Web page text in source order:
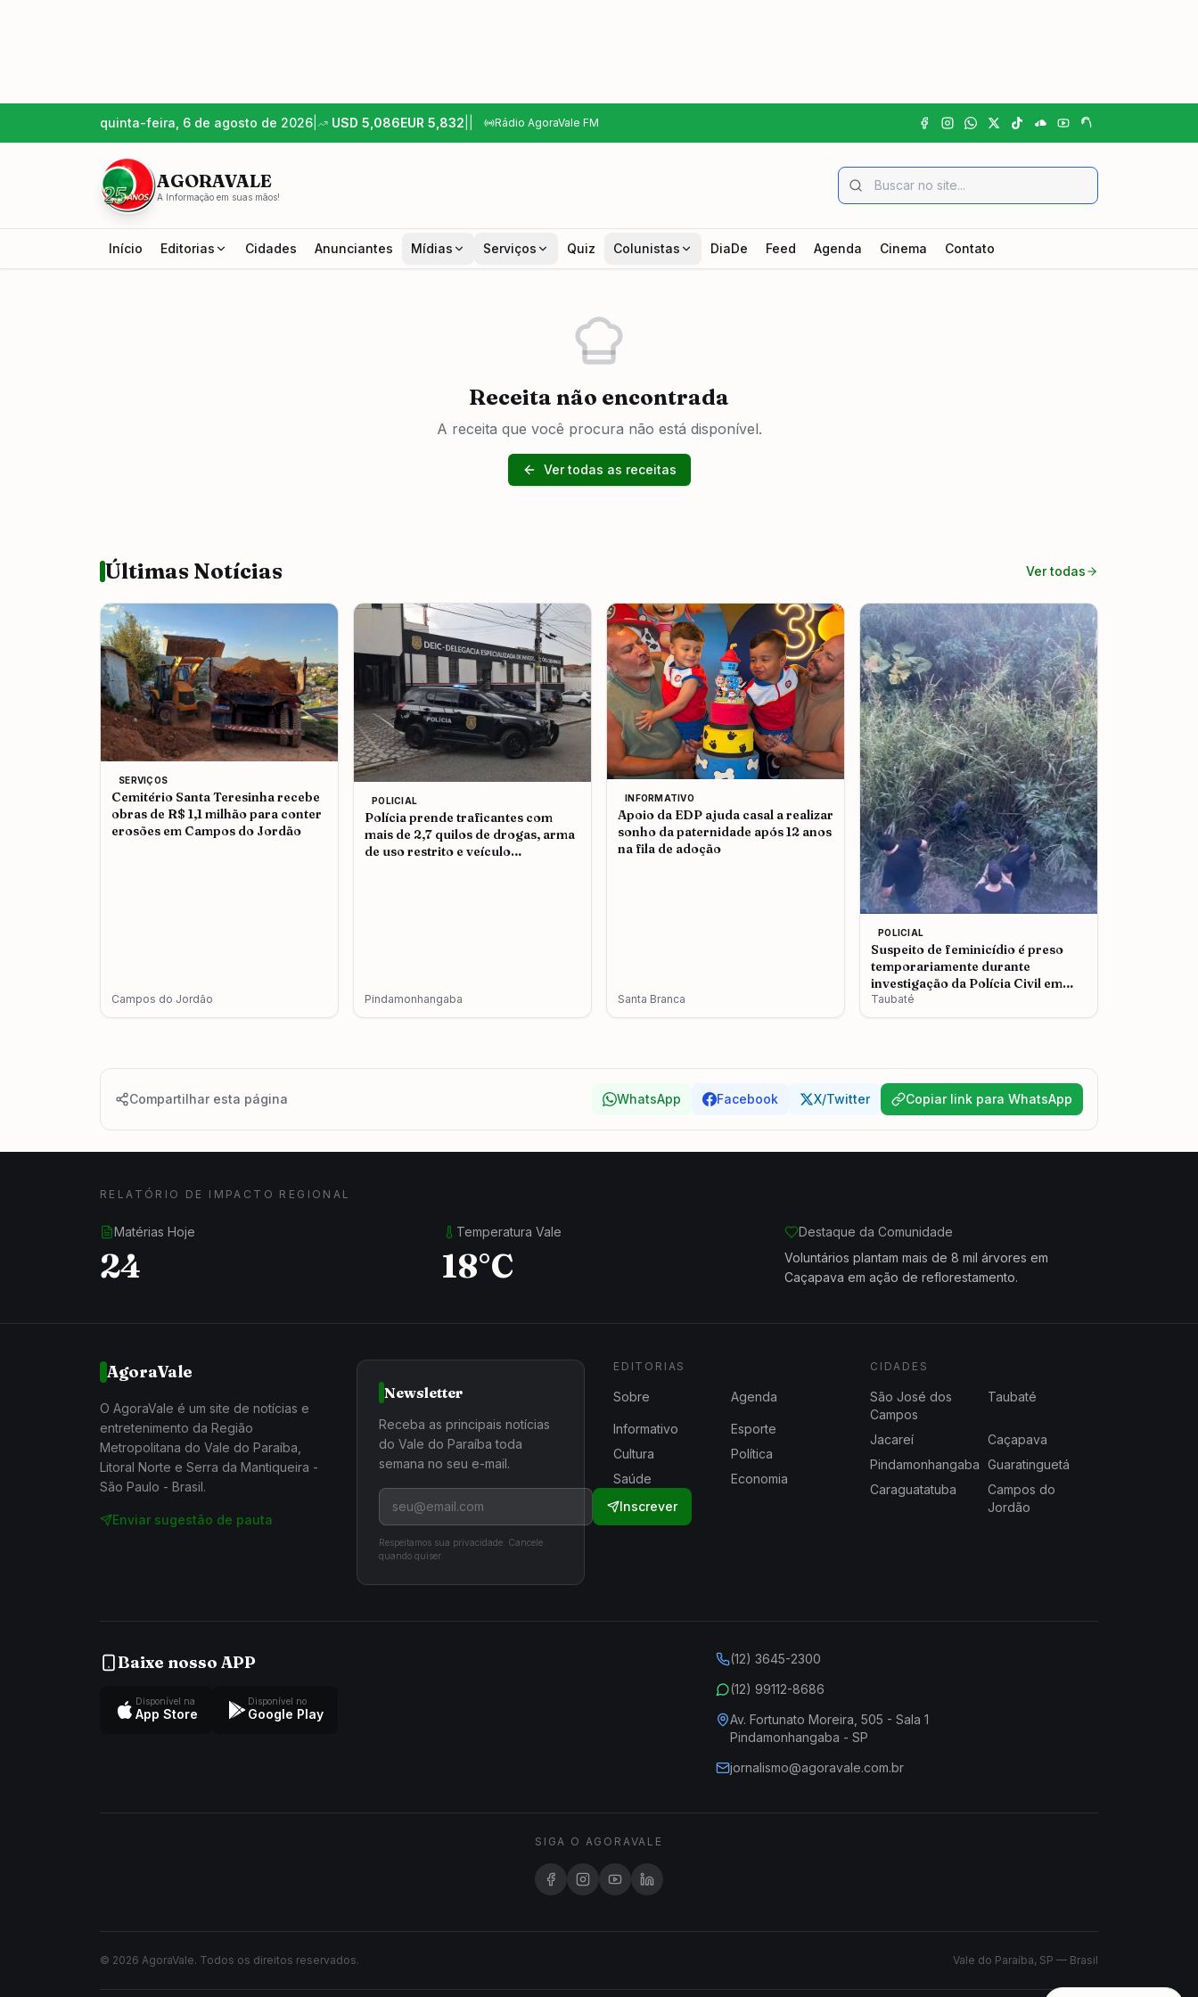
quinta-feira, 6 de agosto de 2026 USD 5,086EUR 5,832 Rádio AgoraVale FM
AGORAVALE
A Informação em suas mãos!
Início Editorias Cidades Anunciantes Mídias Serviços Quiz Colunistas DiaDe Feed Agenda Cinema Contato
Receita não encontrada
A receita que você procura não está disponível.
Ver todas as receitas
Últimas Notícias Ver todas
SERVIÇOS
Cemitério Santa Teresinha recebe
obras de R$ 1,1 milhão para conter
erosões em Campos do Jordão
Campos do Jordão
POLICIAL
Polícia prende traficantes com
mais de 2,7 quilos de drogas, arma
de uso restrito e veículo
Pindamonhangaba
INFORMATIVO
Apoio da EDP ajuda casal a realizar
sonho da paternidade após 12 anos
na fila de adoção
Santa Branca
POLICIAL
Suspeito de feminicídio é preso
temporariamente durante
investigação da Polícia Civil em
Taubaté
Taubaté
Compartilhar esta página WhatsApp Facebook X/Twitter Copiar link para WhatsApp
RELATÓRIO DE IMPACTO REGIONAL
Matérias Hoje
24
Temperatura Vale
18°C
Destaque da Comunidade
Voluntários plantam mais de 8 mil árvores em
Caçapava em ação de reflorestamento.
AgoraVale
O AgoraVale é um site de notícias e
entretenimento da Região
Metropolitana do Vale do Paraíba,
Litoral Norte e Serra da Mantiqueira -
São Paulo - Brasil.
Enviar sugestão de pauta
Newsletter
Receba as principais notícias
do Vale do Paraíba toda
semana no seu e-mail.
Inscrever
Respeitamos sua privacidade. Cancele
quando quiser.
EDITORIAS
Sobre Agenda
Informativo
Esporte
Cultura
Política
Saúde
Economia
CIDADES
São José dos
Campos
Taubaté
Jacareí
Caçapava
Pindamonhangaba Guaratinguetá
Caraguatatuba
Campos do
Jordão
Baixe nosso APP
Disponível na
App Store
Disponível no
Google Play
(12) 3645-2300
(12) 99112-8686
Av. Fortunato Moreira, 505 - Sala 1
Pindamonhangaba - SP
jornalismo@agoravale.com.br
SIGA O AGORAVALE
© 2026 AgoraVale. Todos os direitos reservados. Vale do Paraíba, SP — Brasil